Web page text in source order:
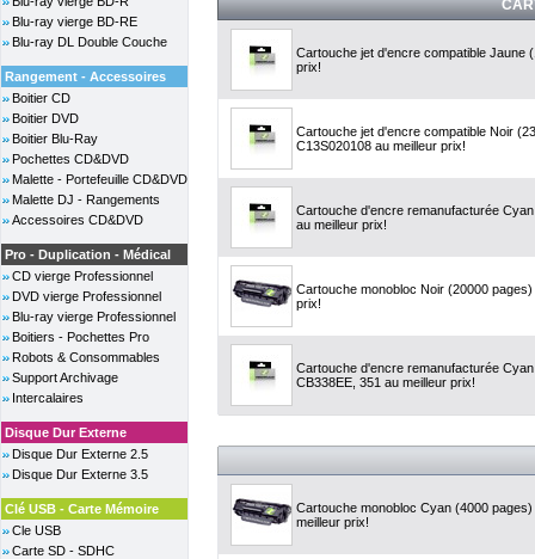
Blu-ray vierge BD-RE
Blu-ray DL Double Couche
Rangement - Accessoires
Boitier CD
Boitier DVD
Boitier Blu-Ray
Pochettes CD&DVD
Malette - Portefeuille CD&DVD
Malette DJ - Rangements
Accessoires CD&DVD
Pro - Duplication - Médical
CD vierge Professionnel
DVD vierge Professionnel
Blu-ray vierge Professionnel
Boitiers - Pochettes Pro
Robots & Consommables
Support Archivage
Intercalaires
Disque Dur Externe
Disque Dur Externe 2.5
Disque Dur Externe 3.5
Clé USB - Carte Mémoire
Cle USB
Carte SD - SDHC
Cartouche jet d'encre compatible Jaune
prix!
Cartouche jet d'encre compatible Noir
C13S020108 au meilleur prix!
Cartouche d'encre remanufacturée
au meilleur prix!
Cartouche monobloc Noir (20000
prix!
Cartouche d'encre remanufacturée
CB338EE, 351 au meilleur prix!
Cartouche monobloc Cyan (4000
meilleur prix!